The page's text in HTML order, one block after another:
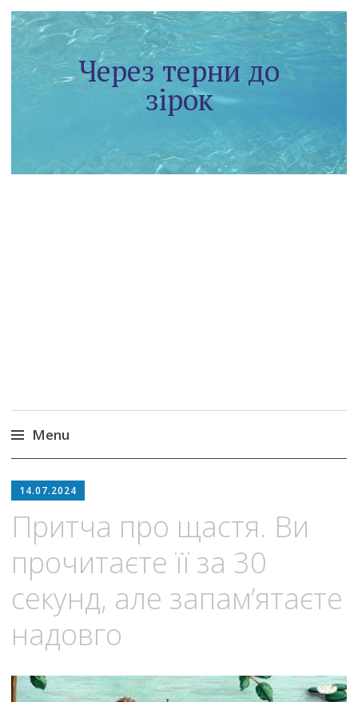
Через терни до
зірок
Menu
to
14.07.2024
Притча про щастя. Ви
прочитаєте її за 30
секунд, але запам’ятаєте
надовго